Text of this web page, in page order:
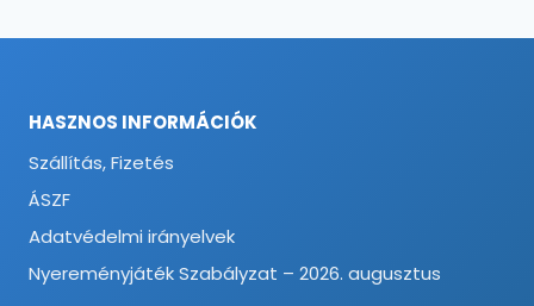
HASZNOS INFORMÁCIÓK
Szállítás, Fizetés
ÁSZF
Adatvédelmi irányelvek
Nyereményjáték Szabályzat – 2026. augusztus